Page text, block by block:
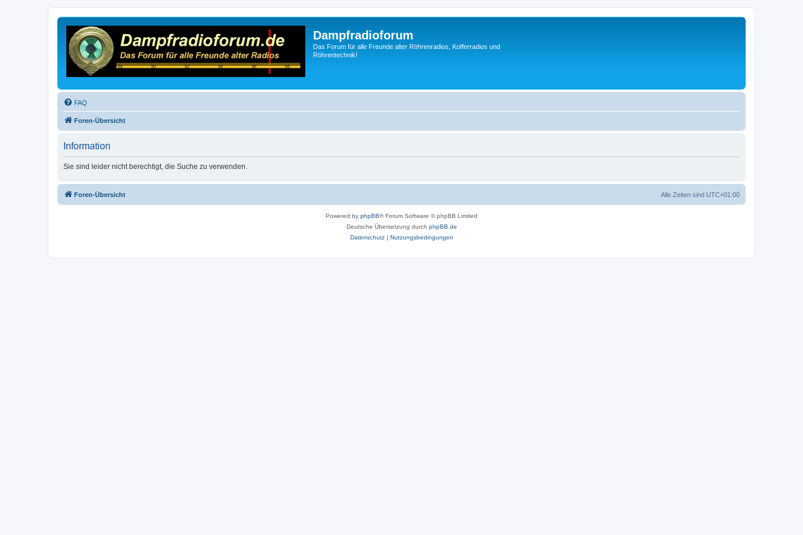
Dampfradioforum
Das Forum für alle Freunde alter Röhrenradios, Kofferradios und
Röhrentechnik!
FAQ
Foren-Übersicht
Information
Sie sind leider nicht berechtigt, die Suche zu verwenden.
Foren-Übersicht Alle Zeiten sind UTC+01:00
Powered by phpBB® Forum Software © phpBB Limited
Deutsche Übersetzung durch phpBB.de
Datenschutz| Nutzungsbedingungen